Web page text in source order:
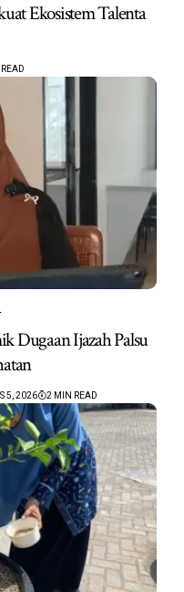
Ekosistem Talenta
Dugaan Ijazah Palsu
5, 2026 2 MIN READ